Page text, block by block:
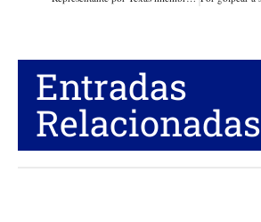
Entradas
Relacionadas